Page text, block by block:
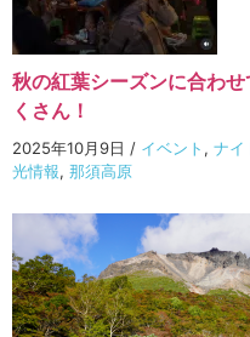
秋の紅葉シーズンに合わ
くさん！
2025年10月9日 / イベント , ナイ
光情報, 那須高原